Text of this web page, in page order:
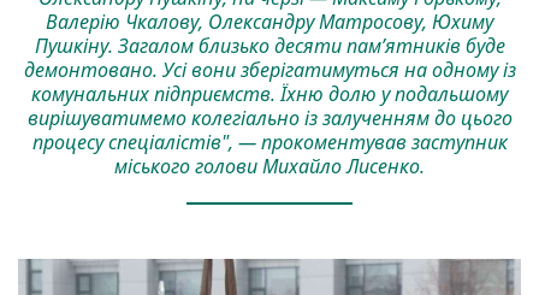
Валерію Чкалову, Олександру Матросову, Юхиму
Пушкіну. Загалом близько десяти пам’ятників буде
демонтовано. Усі вони зберігатимуться на одному із
комунальних підприємств. Їхню долю у подальшому
вирішуватимемо колегіально із залученням до цього
процесу спеціалістів", — прокоментував заступник
міського голови Михайло Лисенко.